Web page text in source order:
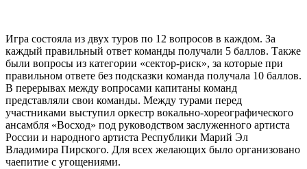
Игра состояла из двух туров по 12 вопросов в каждом. За
каждый правильный ответ команды получали 5 баллов. Также
были вопросы из категории «сектор-риск», за которые при
правильном ответе без подсказки команда получала 10 баллов.
В перерывах между вопросами капитаны команд
представляли свои команды. Между турами перед
участниками выступил оркестр вокально-хореографического
ансамбля «Восход» под руководством заслуженного артиста
России и народного артиста Республики Марий Эл
Владимира Пирского. Для всех желающих было организовано
чаепитие с угощениями.